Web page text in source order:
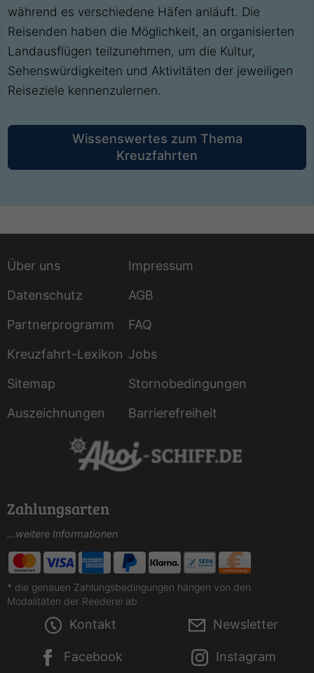
während es verschiedene Häfen anläuft. Die
Reisenden haben die Möglichkeit, an organisierten
Landausflügen teilzunehmen, um die Kultur,
Sehenswürdigkeiten und Aktivitäten der jeweiligen
Reiseziele kennenzulernen.
Wissenswertes zum Thema
Kreuzfahrten
Über uns
Impressum
Datenschutz
AGB
Partnerprogramm
FAQ
Kreuzfahrt-Lexikon Jobs
Sitemap
Stornobedingungen
Auszeichnungen
Barrierefreiheit
Zahlungsarten
...weitere Informationen
* die genauen Zahlungsbedingungen hängen von den
Modalitäten der Reederei ab
Kontakt Newsletter
Facebook Instagram